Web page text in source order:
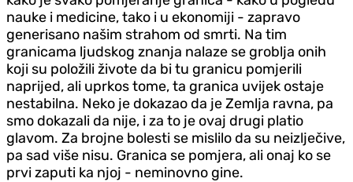
nauke i medicine, tako i u ekonomiji - zapravo
generisano našim strahom od smrti. Na tim
granicama ljudskog znanja nalaze se groblja onih
koji su položili živote da bi tu granicu pomjerili
naprijed, ali uprkos tome, ta granica uvijek ostaje
nestabilna. Neko je dokazao da je Zemlja ravna, pa
smo dokazali da nije, i za to je ovaj drugi platio
glavom. Za brojne bolesti se mislilo da su neizlječive,
pa sad više nisu. Granica se pomjera, ali onaj ko se
prvi zaputi ka njoj - neminovno gine.